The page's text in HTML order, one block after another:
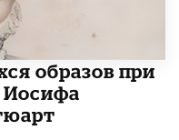
образов при
Иосифа